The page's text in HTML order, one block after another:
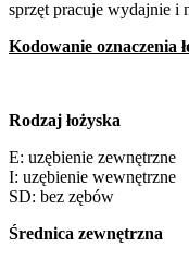
sprzęt pracuje wydajnie i
Kodowanie oznaczenia
Rodzaj łożyska
E: uzębienie zewnętrzne
I: uzębienie wewnętrzne
SD: bez zębów
Średnica zewnętrzna